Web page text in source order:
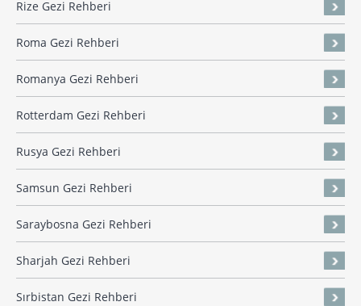
Rize Gezi Rehberi
Roma Gezi Rehberi
Romanya Gezi Rehberi
Rotterdam Gezi Rehberi
Rusya Gezi Rehberi
Samsun Gezi Rehberi
Saraybosna Gezi Rehberi
Sharjah Gezi Rehberi
Sırbistan Gezi Rehberi